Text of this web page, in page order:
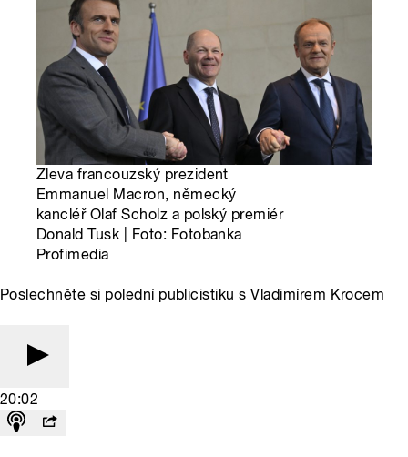
Zleva francouzský prezident
Emmanuel Macron, německý
kancléř Olaf Scholz a polský premiér
Donald Tusk | Foto: Fotobanka
Profimedia
Poslechněte si polední publicistiku s Vladimírem Krocem
20:02